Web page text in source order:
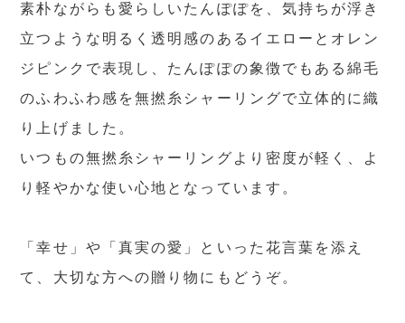
素朴ながらも愛らしいたんぽぽを、気持ちが浮き
立つような明るく透明感のあるイエローとオレン
ジピンクで表現し、たんぽぽの象徴でもある綿毛
のふわふわ感を無撚糸シャーリングで立体的に織
り上げました。
いつもの無撚糸シャーリングより密度が軽く、よ
り軽やかな使い心地となっています。
「幸せ」や「真実の愛」といった花言葉を添え
て、大切な方への贈り物にもどうぞ。